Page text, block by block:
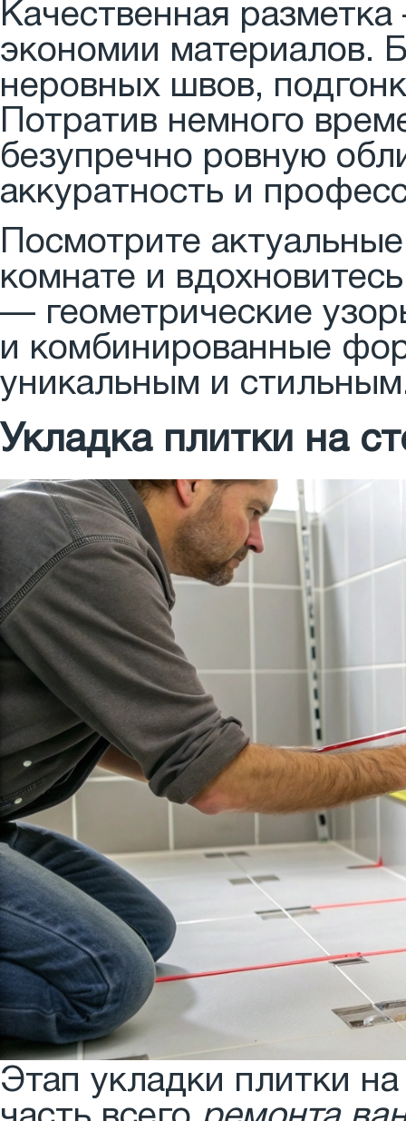
Качественная
экономии материалов.
неровных швов,
Потратив немного
безупречно ровную
аккуратность и
Посмотрите
комнате и
— геометрические
и комбинированные
уникальным и
Укладка плитки на
Этап укладки плитки